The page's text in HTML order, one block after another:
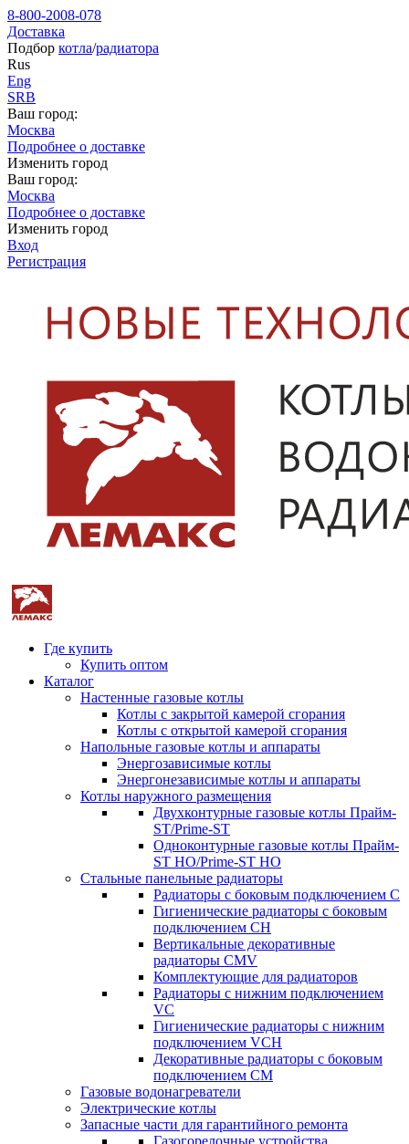
8-800-2008-078
Доставка
Подбор котла/радиатора
Rus
Eng
SRB
Ваш город:
Москва
Подробнее о доставке
Изменить город
Ваш город:
Москва
Подробнее о доставке
Изменить город
Вход
Регистрация
Где купить
Купить оптом
Каталог
Настенные газовые котлы
Котлы с закрытой камерой сгорания
Котлы с открытой камерой сгорания
Напольные газовые котлы и аппараты
Энергозависимые котлы
Энергонезависимые котлы и аппараты
Котлы наружного размещения
Двухконтурные газовые котлы Прайм-
ST/Prime-ST
Одноконтурные газовые котлы Прайм-
ST HO/Prime-ST HO
Стальные панельные радиаторы
Радиаторы c боковым подключением C
Гигиенические радиаторы c боковым
подключением CH
Вертикальные декоративные
радиаторы CMV
Комплектующие для радиаторов
Радиаторы c нижним подключением
VC
Гигиенические радиаторы c нижним
подключением VCH
Декоративные радиаторы с боковым
подключением CM
Газовые водонагреватели
Электрические котлы
Запасные части для гарантийного ремонта